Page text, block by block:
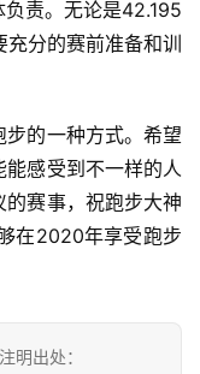
责。无论是42.195
分的赛前准备和训
的一种方式。希望
感受到不一样的人
赛事，祝跑步大神
在2020年享受跑步
明出处：